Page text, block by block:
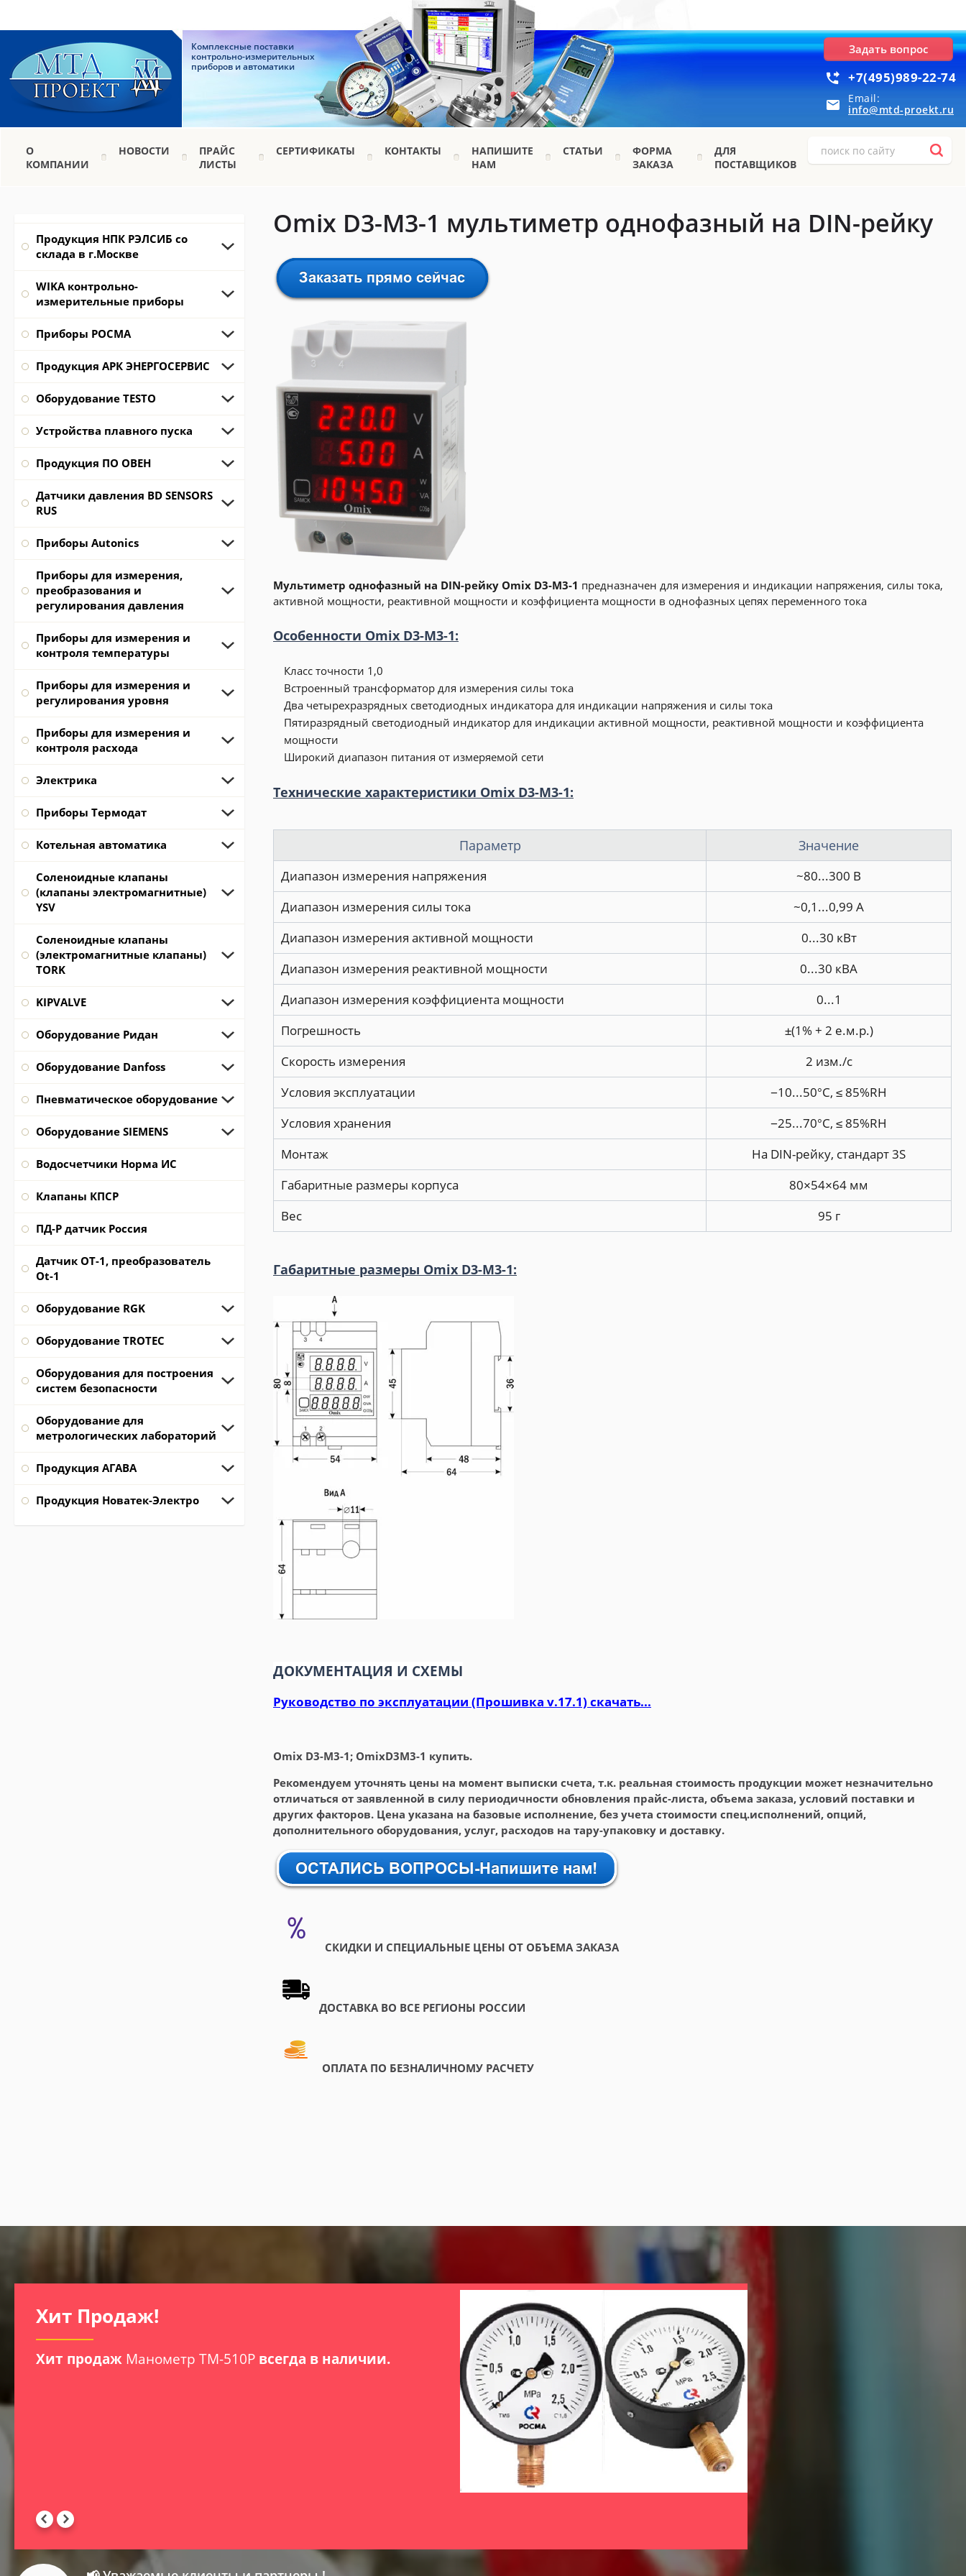
Комплексные поставки
контрольно-измерительных
приборов и автоматики
Задать вопрос
+7(495)989-22-74
Email:
info@mtd-proekt.ru
О
КОМПАНИИ
НОВОСТИ
ПРАЙС
ЛИСТЫ
СЕРТИФИКАТЫ КОНТАКТЫ
НАПИШИТЕ
НАМ
СТАТЬИ
ФОРМА
ЗАКАЗА
ДЛЯ
ПОСТАВЩИКОВ
Продукция НПК РЭЛСИБ со
склада в г.Москве
WIKA контрольно-
измерительные приборы
Приборы РОСМА
Продукция АРК ЭНЕРГОСЕРВИС
Оборудование TESTO
Устройства плавного пуска
Продукция ПО ОВЕН
Датчики давления BD SENSORS
RUS
Приборы Autonics
Приборы для измерения,
преобразования и
регулирования давления
Приборы для измерения и
контроля температуры
Приборы для измерения и
регулирования уровня
Приборы для измерения и
контроля расхода
Электрика
Приборы Термодат
Котельная автоматика
Соленоидные клапаны
(клапаны электромагнитные)
YSV
Соленоидные клапаны
(электромагнитные клапаны)
TORK
KIPVALVE
Оборудование Ридан
Оборудование Danfoss
Пневматическое оборудование
Оборудование SIEMENS
Водосчетчики Норма ИС
Клапаны КПСР
ПД-Р датчик Россия
Датчик ОТ-1, преобразователь
Ot-1
Оборудование RGK
Оборудование TROTEC
Оборудования для построения
систем безопасности
Оборудование для
метрологических лабораторий
Продукция АГАВА
Продукция Новатек-Электро
Omix D3-M3-1 мультиметр однофазный на DIN-рейку
Мультиметр однофазный на DIN-рейку Omix D3-M3-1 предназначен для измерения и индикации напряжения, силы тока,
активной мощности, реактивной мощности и коэффициента мощности в однофазных цепях переменного тока
Особенности Omix D3-M3-1:
Класс точности 1,0
Встроенный трансформатор для измерения силы тока
Два четырехразрядных светодиодных индикатора для индикации напряжения и силы тока
Пятиразрядный светодиодный индикатор для индикации активной мощности, реактивной мощности и коэффициента
мощности
Широкий диапазон питания от измеряемой сети
Технические характеристики Omix D3-M3-1:
Параметр Значение
Диапазон измерения напряжения
~80...300 В
Диапазон измерения силы тока
~0,1...0,99 А
Диапазон измерения активной мощности
0...30 кВт
Диапазон измерения реактивной мощности
0...30 кВА
Диапазон измерения коэффициента мощности
0...1
Погрешность
±(1% + 2 е.м.р.)
Скорость измерения
2 изм./с
Условия эксплуатации
−10...50°С, ≤ 85%RH
Условия хранения
−25...70°С, ≤ 85%RH
Монтаж
На DIN-рейку, стандарт 3S
Габаритные размеры корпуса
80×54×64 мм
Вес
95 г
Габаритные размеры Omix D3-M3-1:
ДОКУМЕНТАЦИЯ И СХЕМЫ
Руководство по эксплуатации (Прошивка v.17.1) скачать...
Omix D3-M3-1; OmixD3M3-1 купить.
Рекомендуем уточнять цены на момент выписки счета, т.к. реальная стоимость продукции может незначительно
отличаться от заявленной в силу периодичности обновления прайс-листа, объема заказа, условий поставки и
других факторов. Цена указана на базовые исполнение, без учета стоимости спец.исполнений, опций,
дополнительного оборудования, услуг, расходов на тару-упаковку и доставку.
СКИДКИ И СПЕЦИАЛЬНЫЕ ЦЕНЫ ОТ ОБЪЕМА ЗАКАЗА
ДОСТАВКА ВО ВСЕ РЕГИОНЫ РОССИИ
ОПЛАТА ПО БЕЗНАЛИЧНОМУ РАСЧЕТУ
Хит Продаж!
Хит продаж Манометр ТМ-510Р всегда в наличии.